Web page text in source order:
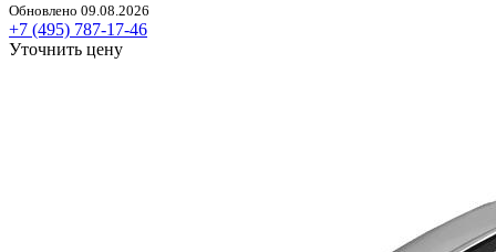
Обновлено 09.08.2026
+7 (495) 787-17-46
Уточнить цену